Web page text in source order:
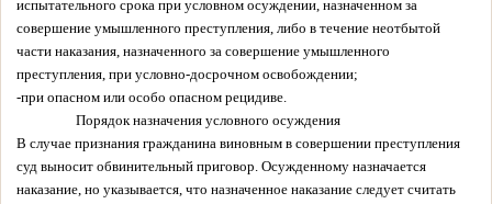
испытательного срока при условном осуждении, назначенном за
совершение умышленного преступления, либо в течение неотбытой
части наказания, назначенного за совершение умышленного
преступления, при условно-досрочном освобождении;
-при опасном или особо опасном рецидиве.
Порядок назначения условного осуждения
В случае признания гражданина виновным в совершении преступления
суд выносит обвинительный приговор. Осужденному назначается
наказание, но указывается, что назначенное наказание следует считать